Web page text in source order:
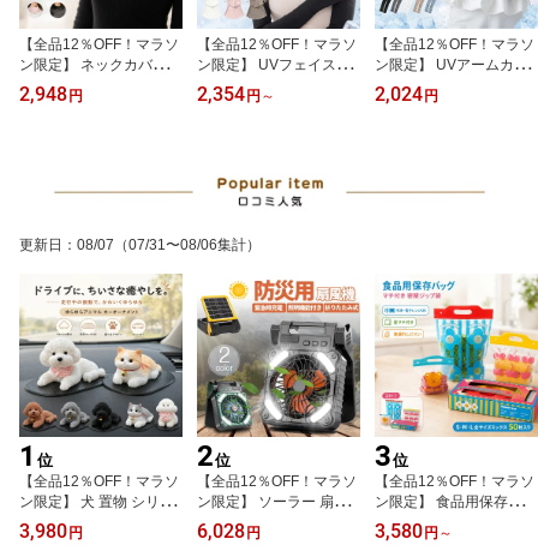
【全品12％OFF！マラソ
ン限定】 ネックカバー
防止 保温 通気 レディー
ス シルクネックウォーマ
中 使える
2,948円
【全品12％OFF！マラソ
ン限定】 UVフェイスカ
バー 紫外線対策 冷感 接
触冷感 UVカット率 99 パ
ー ホワイト ネイビー ピ
ンク カーキ 6色 選べる
気 日焼け防止
2,354円 ～
【全品12％OFF！マラソ
ン限定】 UVアームカバ
ー 冷感 紫外線対策 UVカ
ット 吸汗速乾 通気性抜
2,024円
更新日 ： 08/07 （07/31〜08/06集計）
1 位
【全品12％OFF！マラソ
ン限定】 犬 置物 シリコ
ン カーオーナメント 車
内 アクセサリー インテ
3,980円
2位
【全品12％OFF！マラソ
ン限定】 ソーラー 扇風
機 持ち運び 屋外 多機能
防災グッズ 懐中電灯 4段
6,028円
3位
【全品12％OFF！マラソ
ン限定】 食品用保存バッ
グ 50枚入り ジップ袋 マ
チ付き 密閉 保存袋 冷凍
3,580円 ～